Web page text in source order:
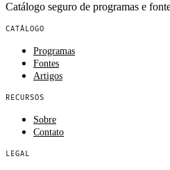
Catálogo seguro de programas e
CATÁLOGO
Programas
Fontes
Artigos
RECURSOS
Sobre
Contato
LEGAL